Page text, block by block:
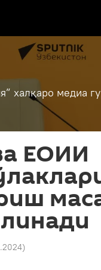
халқаро медиа
ЕОИИ
)